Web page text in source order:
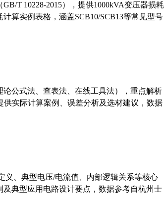
T 10228-2015），提供1000kVA变压器损耗
算实例表格，涵盖SCB10/SCB13等常见型号
公式法、查表法、在线工具法），重点解析
供实际计算案例、误差分析及选材建议，数据
义、典型电压/电流值、内部逻辑关系等核心
典型应用电路设计要点，数据参考自杭州士